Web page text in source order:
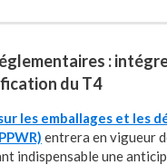
:
du T4
les emballages et les
entrera en vigueur
indispensable une